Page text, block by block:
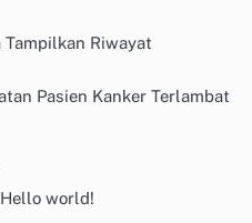
Tampilkan Riwayat
Pasien Kanker Terlambat
Hello world!